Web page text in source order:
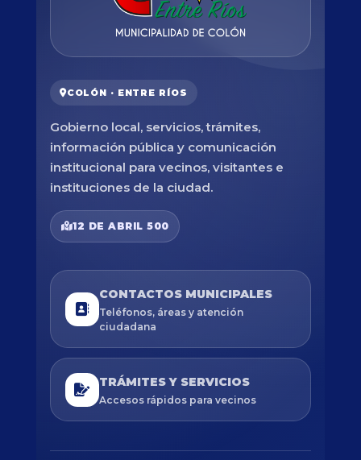
COLÓN · ENTRE RÍOS
Gobierno local, servicios, trámites,
información pública y comunicación
institucional para vecinos, visitantes e
instituciones de la ciudad.
12 DE ABRIL 500
CONTACTOS MUNICIPALES
Teléfonos, áreas y atención
ciudadana
TRÁMITES Y SERVICIOS
Accesos rápidos para vecinos